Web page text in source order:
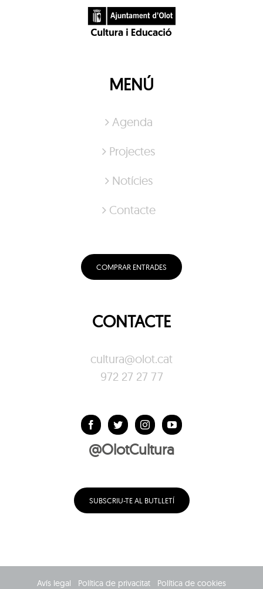
MENÚ
Agenda
Projectes
Notícies
Contacte
COMPRAR ENTRADES
CONTACTE
cultura@olot.cat
972 27 27 77
@OlotCultura
SUBSCRIU-TE AL BUTLLETÍ
Avís legal Política de privacitat Política de cookies